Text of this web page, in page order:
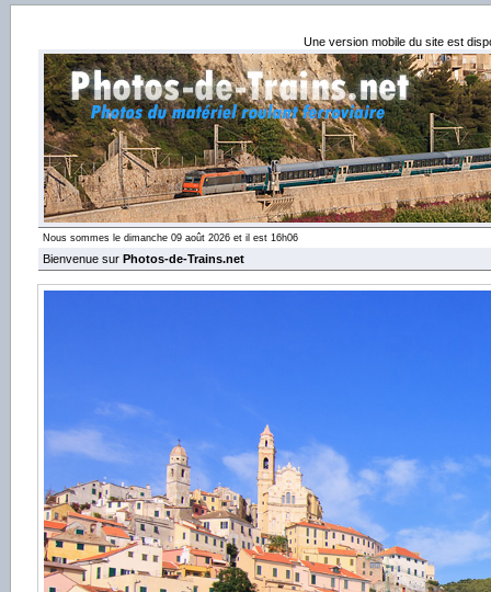
Une version mobile du site est
Nous sommes le dimanche 09 août 2026 et il est 16h06
Bienvenue sur Photos-de-Trains.net